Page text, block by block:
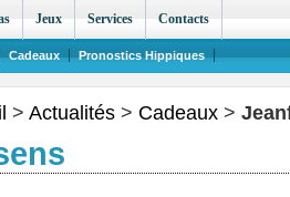
> Actualités > Cadeaux >
Jeux Services Contacts
Cadeaux Pronostics Hippiques